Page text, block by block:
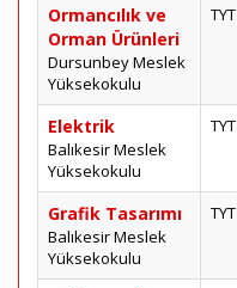
Ormancılık ve
Orman Ürünleri
Dursunbey Meslek
Yüksekokulu
TYT
Elektrik
Balıkesir Meslek
Yüksekokulu
TYT
Grafik Tasarımı
Balıkesir Meslek
Yüksekokulu
TYT